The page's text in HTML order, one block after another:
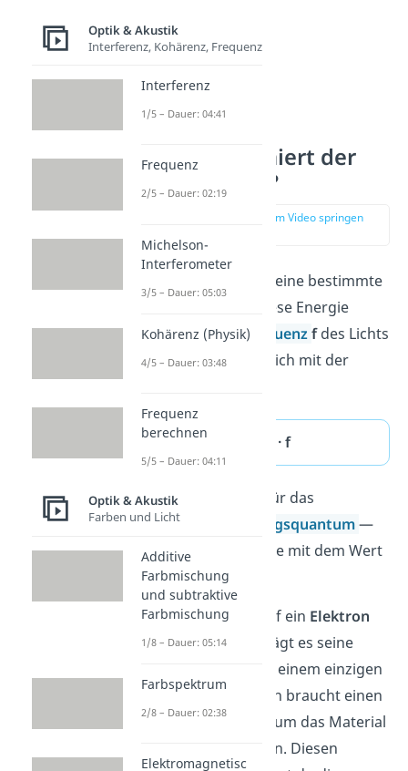
Wie funktioniert der
Photoeffekt?
zur Stelle im Video springen
trägt eine bestimmte
. Diese Energie
hängt von derFrequenzfdes Lichts
ab und berechnet sich mit der
E = h · f
Dash
steht dabei für das
Plancksche Wirkungsquantum—
eine Naturkonstante mit dem Wert
6,626 · 10-34J·s
Trifft ein Photon auf ein Elektron
im Material, überträgt es seine
gesamte Energie in einem einzigen
Schritt. Das Elektron braucht einen
Teil dieser Energie, um das Material
verlassen zu können. Diesen
Optik & Akustik
Interferenz, Kohärenz, Frequenz
Interferenz
1/5 – Dauer: 04:41
Frequenz
2/5 – Dauer: 02:19
Michelson-
Interferometer
3/5 – Dauer: 05:03
Kohärenz (Physik)
4/5 – Dauer: 03:48
Frequenz
berechnen
5/5 – Dauer: 04:11
Optik & Akustik
Farben und Licht
Additive
Farbmischung
und subtraktive
Farbmischung
1/8 – Dauer: 05:14
Farbspektrum
2/8 – Dauer: 02:38
Elektromagnetisc